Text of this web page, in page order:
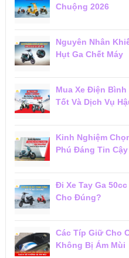
Chuộng 2026
Nguyên Nhân
Hụt Ga Chết Máy
Mua Xe Điện
Tốt Và Dịch Vụ
Kinh Nghiệm
Phú Đáng Tin
Đi Xe Tay Ga
Cho Đúng?
Các Típ Giữ Cho
Không Bị Ám Mùi